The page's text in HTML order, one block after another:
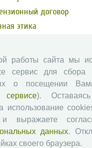
договор
этика
работы сайта мы
сервис для сбора и
о посещении
).
использование
и выражаете
данных.
своего браузера.